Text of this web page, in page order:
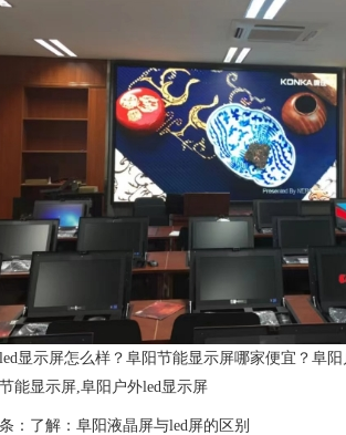
显示屏怎么样？阜阳节能显示屏哪家便宜？阜
能显示屏,阜阳户外led显示屏
： 了解：阜阳液晶屏与led屏的区别